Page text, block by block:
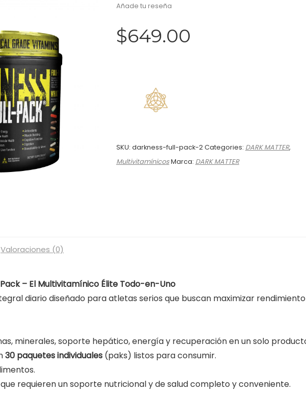
Añade tu reseña
$649.00
SKU: darkness-full-pack-2Categories: DARK MATTER,
MultivitamínicosMarca: DARK MATTER
Valoraciones (0)
– El Multivitamínico Élite Todo-en-Uno
diario diseñado para atletas serios que buscan maximizar
minerales, soporte hepático, energía y recuperación en un solo
30 paquetes individuales (paks) listos para consumir.
requieren un soporte nutricional y de salud completo y conveniente.